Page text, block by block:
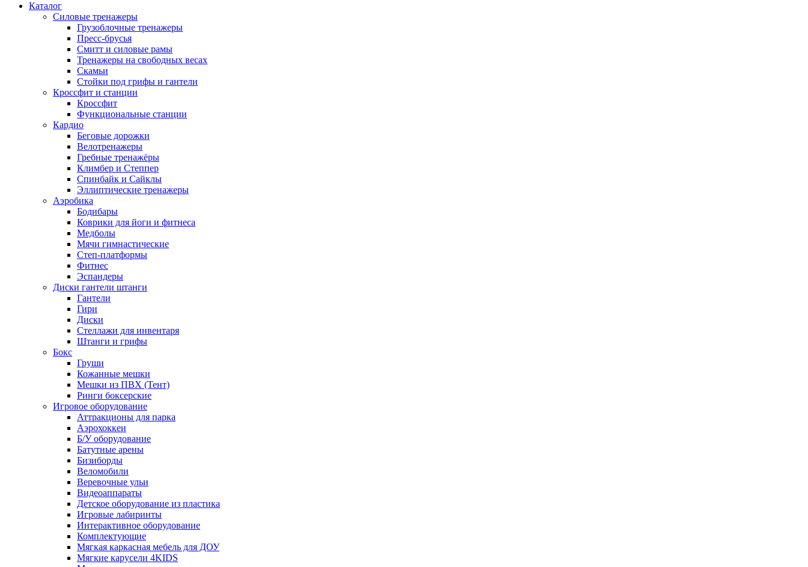
Каталог
Силовые тренажеры
Грузоблочные тренажеры
Пресс-брусья
Смитт и силовые рамы
Тренажеры на свободных весах
Скамьи
Стойки под грифы и гантели
Кроссфит и станции
Кроссфит
Функциональные станции
Кардио
Беговые дорожки
Велотренажеры
Гребные тренажёры
Климбер и Степпер
Спинбайк и Сайклы
Эллиптические тренажеры
Аэробика
Бодибары
Коврики для йоги и фитнеса
Медболы
Мячи гимнастические
Степ-платформы
Фитнес
Эспандеры
Диски гантели штанги
Гантели
Гири
Диски
Стеллажи для инвентаря
Штанги и грифы
Бокс
Груши
Кожанные мешки
Мешки из ПВХ (Тент)
Ринги боксерские
Игровое оборудование
Аттракционы для парка
Аэрохоккеи
Б/У оборудование
Батутные арены
Бизиборды
Веломобили
Веревочные ульи
Видеоаппараты
Детское оборудование из пластика
Игровые лабиринты
Интерактивное оборудование
Комплектующие
Мягкая каркасная мебель для ДОУ
Мягкие карусели 4KIDS